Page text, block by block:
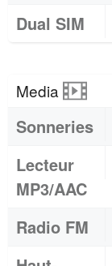
Dual SIM
Media
Sonneries
Lecteur
MP3/AAC
Radio FM